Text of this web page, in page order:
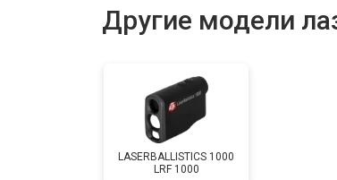
Другие модели
LASERBALLISTICS 1000
LRF 1000